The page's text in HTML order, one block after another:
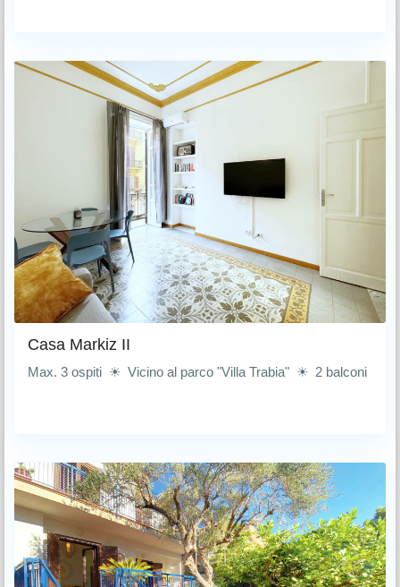
Casa Markiz II
Max. 3 ospiti ☀ Vicino al parco "Villa Trabia" ☀ 2 balconi